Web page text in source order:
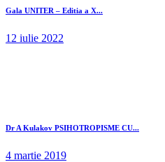
Gala UNITER – Editia a X...
12 iulie 2022
Dr A Kulakov PSIHOTROPISME CU...
4 martie 2019